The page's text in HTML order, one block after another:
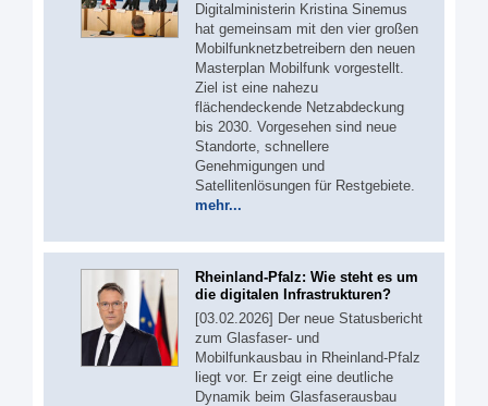
Digitalministerin Kristina Sinemus
hat gemeinsam mit den vier großen
Mobilfunknetzbetreibern den neuen
Masterplan Mobilfunk vorgestellt.
Ziel ist eine nahezu
flächendeckende Netzabdeckung
bis 2030. Vorgesehen sind neue
Standorte, schnellere
Genehmigungen und
Satellitenlösungen für Restgebiete.
mehr...
Rheinland-Pfalz: Wie steht es um
die digitalen Infrastrukturen?
[03.02.2026] Der neue Statusbericht
zum Glasfaser- und
Mobilfunkausbau in Rheinland-Pfalz
liegt vor. Er zeigt eine deutliche
Dynamik beim Glasfaserausbau